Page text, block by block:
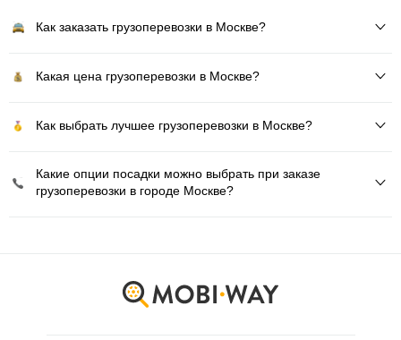
Как заказать грузоперевозки в Москве?
Какая цена грузоперевозки в Москве?
Как выбрать лучшее грузоперевозки в Москве?
Какие опции посадки можно выбрать при заказе
грузоперевозки в городе Москве?